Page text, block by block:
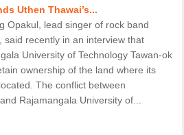
Uthen Thawai’s...
Opakul, lead singer of rock band
said recently in an interview that
University of Technology Tawan-ok
ownership of the land where its
The conflict between
Rajamangala University of...